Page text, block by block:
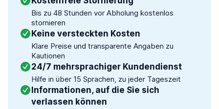
Bis zu 48 Stunden vor Abholung kostenlos
stornieren
Keine versteckten Kosten
Klare Preise und transparente Angaben zu
Kautionen
24/7 mehrsprachiger Kundendienst
Hilfe in über 15 Sprachen, zu jeder Tageszeit
Informationen, auf die Sie sich
verlassen können